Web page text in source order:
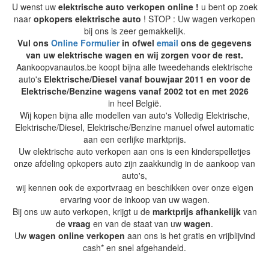
U wenst uwelektrische auto verkopen online ! u bent op zoek
naar opkopers elektrische auto ! STOP : Uw wagen verkopen
bij ons is zeer gemakkelijk.
Vul ons Online Formulierin ofwel email ons de gegevens
van uw elektrische wagen en wij zorgen voor de rest.
Aankoopvanautos.be koopt bijna alle tweedehands elektrische
auto's Elektrische/Diesel vanaf bouwjaar 2011 en voor de
Elektrische/Benzine wagens vanaf 2002 tot en met 2026
in heel België.
Wij kopen bijna alle modellen van auto's Volledig Elektrische,
Elektrische/Diesel, Elektrische/Benzine manuel ofwel automatic
aan een eerlijke marktprijs.
Uw elektrische auto verkopen aan ons is een kinderspelletjes
onze afdeling opkopers auto zijn zaakkundig in de aankoop van
auto's,
wij kennen ook de exportvraag en beschikken over onze eigen
ervaring voor de inkoop van uw wagen.
Bij ons uw auto verkopen, krijgt u de marktprijs afhankelijkvan
de vraag en van de staat van uw wagen.
Uw wagen online verkopen aan ons is het gratis en vrijblijvind
cash* en snel afgehandeld.